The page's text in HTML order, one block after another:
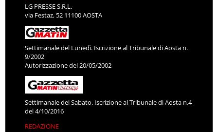
LG PRESSE S.R.L.
via Festaz, 52 11100 AOSTA
Settimanale del Lunedì. Iscrizione al Tribunale di Aosta n.
9/2002
Autorizzazione del 20/05/2002
Settimanale del Sabato. Iscrizione al Tribunale di Aosta n.4
del 4/10/2016
REDAZIONE